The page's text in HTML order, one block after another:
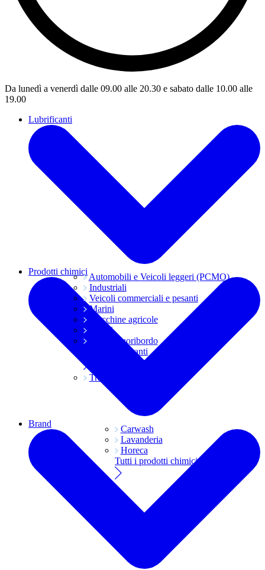
Da lunedì a venerdì dalle 09.00 alle 20.30 e sabato dalle 10.00 alle
19.00
Lubrificanti
Automobili e Veicoli leggeri (PCMO)
Industriali
Veicoli commerciali e pesanti
Marini
Macchine agricole
Grassi
Moto e fuoribordo
Tutti i lubrificanti
Trasmissioni
Prodotti chimici
Carwash
Lavanderia
Horeca
Tutti i prodotti chimici
Brand